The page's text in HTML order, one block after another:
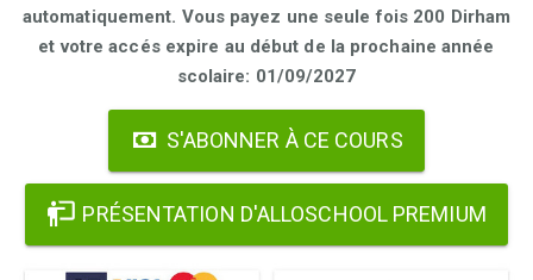
automatiquement. Vous payez une seule fois 200 Dirham
et votre accés expire au début de la prochaine année
scolaire: 01/09/2027
S'ABONNER À CE COURS
PRÉSENTATION D'ALLOSCHOOL PREMIUM